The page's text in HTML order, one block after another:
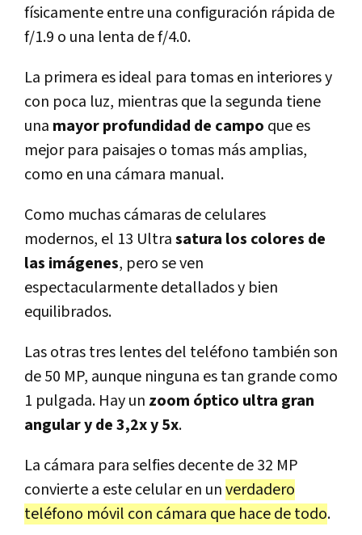
físicamente entre una configuración rápida de
f/1.9 o una lenta de f/4.0.
La primera es ideal para tomas en interiores y
con poca luz, mientras que la segunda tiene
una mayor profundidad de campo que es
mejor para paisajes o tomas más amplias,
como en una cámara manual.
Como muchas cámaras de celulares
modernos, el 13 Ultrasatura los colores de
las imágenes, pero se ven
espectacularmente detallados y bien
equilibrados.
Las otras tres lentes del teléfono también son
de 50 MP, aunque ninguna es tan grande como
1 pulgada. Hay un zoom óptico ultra gran
angular y de 3,2x y 5x.
La cámara para selfies decente de 32 MP
convierte a este celular en unverdadero
teléfono móvil con cámara que hace de todo.